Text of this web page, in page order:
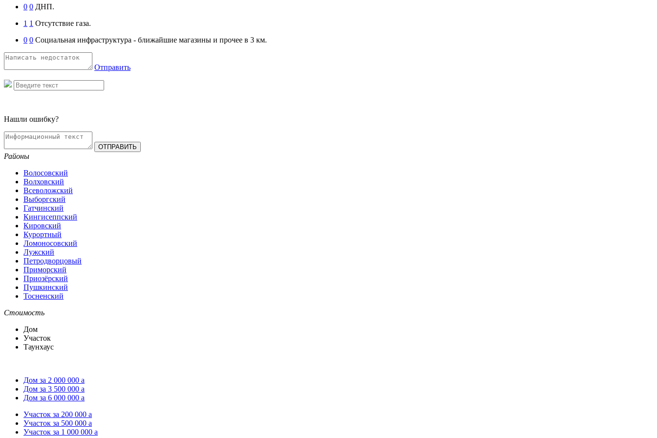
0 0 ДНП.
1 1 Отсутствие газа.
0 0 Социальная инфраструктура - ближайшие магазины и прочее в 3 км.
Отправить
Нашли ошибку?
Районы
Волосовский
Волховский
Всеволожский
Выборгский
Гатчинский
Кингисеппский
Кировский
Курортный
Ломоносовский
Лужский
Петродворцовый
Приморский
Приозёрский
Пушкинский
Тосненский
Стоимость
Дом
Участок
Таунхаус
Дом за 2 000 000 a
Дом за 3 500 000 a
Дом за 6 000 000 a
Участок за 200 000 a
Участок за 500 000 a
Участок за 1 000 000 a